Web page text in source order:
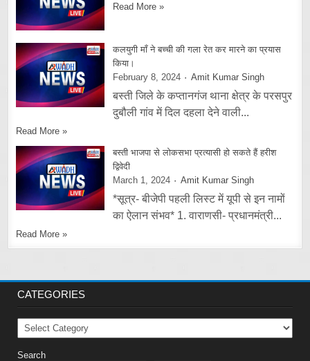
Read More »
कलयुगी माँ ने बच्ची की गला रेत कर मारने का प्रयास
किया।
February 8, 2024
Amit Kumar Singh
बस्ती जिले के कप्तानगंज थाना क्षेत्र के परसपुर
दुबौली गांव में दिल दहला देने वाली...
Read More »
बस्ती भाजपा से लोकसभा प्रत्यासी हो सकते हैं हरीश
द्विवेदी
March 1, 2024
Amit Kumar Singh
*सूत्र- बीजेपी पहली लिस्ट में यूपी से इन नामों
का ऐलान संभव* 1. वाराणसी- प्रधानमंत्री...
Read More »
CATEGORIES
Categories
Search